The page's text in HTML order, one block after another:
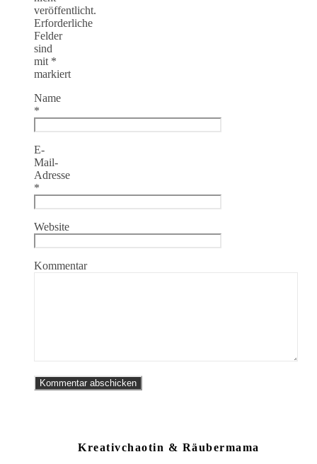
veröffentlicht.
Erforderliche
Felder
sind
mit *
markiert
Name
*
E-
Mail-
Adresse
*
Website
Kommentar
Kreativchaotin & Räubermama